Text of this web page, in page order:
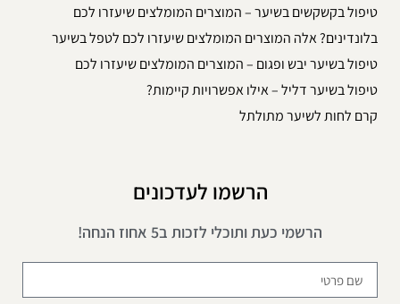
טיפול בקשקשים בשיער – המוצרים המומלצים שיעזרו לכם
בלונדינים? אלה המוצרים המומלצים שיעזרו לכם לטפל בשיער
טיפול בשיער יבש ופגום – המוצרים המומלצים שיעזרו לכם
טיפול בשיער דליל – אילו אפשרויות קיימות?
קרם לחות לשיער מתולתל
הרשמו לעדכונים
הרשמי כעת ותוכלי לזכות ב5 אחוז הנחה!